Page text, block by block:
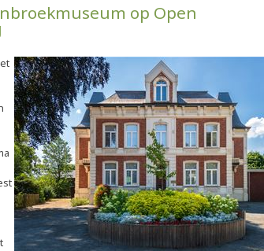
op Open